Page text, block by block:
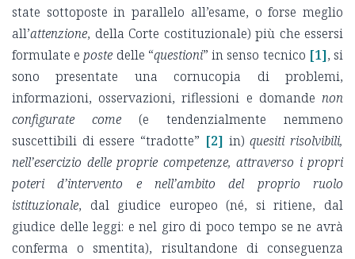
state sottoposte in parallelo all’esame, o forse meglio
all’attenzione, della Corte costituzionale) più che essersi
formulate eposte delle “questioni” in senso tecnico [1], si
sono presentate una cornucopia di problemi,
informazioni, osservazioni, riflessioni e domande non
configurate come (e tendenzialmente nemmeno
suscettibili di essere “tradotte” [2] in)quesiti risolvibili,
nell’esercizio delle proprie competenze, attraverso i propri
poteri d’intervento e nell’ambito del proprio ruolo
istituzionale, dal giudice europeo (né, si ritiene, dal
giudice delle leggi: e nel giro di poco tempo se ne avrà
conferma o smentita), risultandone di conseguenza